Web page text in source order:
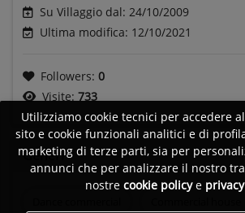
Su Villaggio dal: 24/10/2009
Ultima modifica: 12/10/2021
Followers: 0
Visite: 733
Generi
Utilizziamo cookie tecnici per accedere
sito e cookie funzionali analitici e di
marketing di terze parti, sia per
annunci che per analizzare il nostro
nostre cookie policye